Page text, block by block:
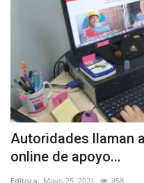
Autoridades llaman
online de apoyo...
Editora Mayo 25, 2021 458